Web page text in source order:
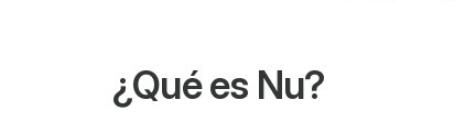
¿Qué es Nu?